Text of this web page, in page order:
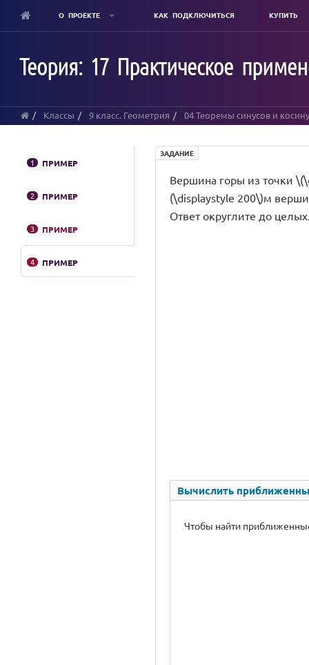
content
О ПРОЕКТЕ КАК ПОДКЛЮЧИТЬСЯ КУПИТЬ
Теория: 17 Практическое
Классы 9 класс. Геометрия 04 Теоремы синусов и
1 ПРИМЕР
2 ПРИМЕР
3 ПРИМЕР
4 ПРИМЕР
ЗАДАНИЕ
Вершина горы из точки
(\displaystyle 200\)м
Ответ округлите до
Вычислить
Чтобы найти